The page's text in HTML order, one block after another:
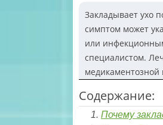
Закладывает ухо
симптом может
или
специалистом.
Содержание:
Почему